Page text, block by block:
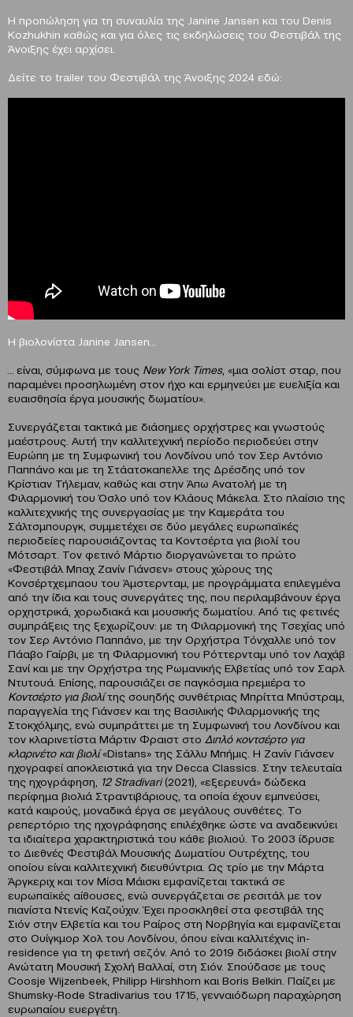
H προπώληση για τη συναυλία της Janine Jansen και του Denis
Kozhukhin καθώς και για όλες τις εκδηλώσεις του Φεστιβάλ της
Άνοιξης έχει αρχίσει.
Δείτε το trailer του Φεστιβάλ της Άνοιξης 2024 εδώ:
H βιολονίστα Janine Jansen
… είναι, σύμφωνα με τους New York Times, «μια σολίστ σταρ, που
παραμένει προσηλωμένη στον ήχο και ερμηνεύει με ευελιξία και
ευαισθησία έργα μουσικής δωματίου».
Συνεργάζεται τακτικά με διάσημες ορχήστρες και γνωστούς
μαέστρους. Αυτή την καλλιτεχνική περίοδο περιοδεύει στην
Ευρώπη με τη Συμφωνική του Λονδίνου υπό τον Σερ Αντόνιο
Παππάνο και με τη Στάατσκαπελλε της Δρέσδης υπό τον
Κρίστιαν Τήλεμαν, καθώς και στην Άπω Ανατολή με τη
Φιλαρμονική του Όσλο υπό τον Κλάους Μάκελα. Στο πλαίσιο της
καλλιτεχνικής της συνεργασίας με την Καμεράτα του
Σάλτσμπουργκ, συμμετέχει σε δύο μεγάλες ευρωπαϊκές
περιοδείες παρουσιάζοντας τα Κοντσέρτα για βιολί του
Μότσαρτ. Τον φετινό Μάρτιο διοργανώνεται το πρώτο
«Φεστιβάλ Μπαχ Ζανίν Γιάνσεν» στους χώρους της
Κονσέρτχεμπαου του Άμστερνταμ, με προγράμματα επιλεγμένα
από την ίδια και τους συνεργάτες της, που περιλαμβάνουν έργα
ορχηστρικά, χορωδιακά και μουσικής δωματίου. Από τις φετινές
συμπράξεις της ξεχωρίζουν: με τη Φιλαρμονική της Τσεχίας υπό
τον Σερ Αντόνιο Παππάνο, με την Ορχήστρα Τόνχαλλε υπό τον
Πάαβο Γαίρβι, με τη Φιλαρμονική του Ρόττερνταμ υπό τον Λαχάβ
Σανί και με την Ορχήστρα της Ρωμανικής Ελβετίας υπό τον Σαρλ
Ντυτουά. Επίσης, παρουσιάζει σε παγκόσμια πρεμιέρα το
Κοντσέρτο για βιολίτης σουηδής συνθέτριας Μπρίττα Μπύστραμ,
παραγγελία της Γιάνσεν και της Βασιλικής Φιλαρμονικής της
Στοκχόλμης, ενώ συμπράττει με τη Συμφωνική του Λονδίνου και
τον κλαρινετίστα Μάρτιν Φραιστ στο Διπλό κοντσέρτο για
κλαρινέτο και βιολί«Distans» της Σάλλυ Μπήμις. H Zανίν Γιάνσεν
ηχογραφεί αποκλειστικά για την Decca Classics. Στην τελευταία
της ηχογράφηση, 12 Stradivari (2021), «εξερευνά» δώδεκα
περίφημα βιολιά Στραντιβάριους, τα οποία έχουν εμπνεύσει,
κατά καιρούς, μοναδικά έργα σε μεγάλους συνθέτες. Το
ρεπερτόριο της ηχογράφησης επιλέχθηκε ώστε να αναδεικνύει
τα ιδιαίτερα χαρακτηριστικά του κάθε βιολιού. Το 2003 ίδρυσε
το Διεθνές Φεστιβάλ Μουσικής Δωματίου Ουτρέχτης, του
οποίου είναι καλλιτεχνική διευθύντρια. Ως τρίο με την Μάρτα
Άργκεριχ και τον Μίσα Μάισκι εμφανίζεται τακτικά σε
ευρωπαϊκές αίθουσες, ενώ συνεργάζεται σε ρεσιτάλ με τον
πιανίστα Ντενίς Καζούχιν. Έχει προσκληθεί στα φεστιβάλ της
Σιόν στην Ελβετία και του Ραίρος στη Νορβηγία και εμφανίζεται
στο Ουίγκμορ Χολ του Λονδίνου, όπου είναι καλλιτέχνις in-
residence για τη φετινή σεζόν. Από το 2019 διδάσκει βιολί στην
Ανώτατη Μουσική Σχολή Βαλλαί, στη Σιόν. Σπούδασε με τους
Coosje Wijzenbeek, Philipp Hirshhorn και Boris Belkin. Παίζει με
Shumsky-Rode Stradivarius του 1715, γενναιόδωρη παραχώρηση
ευρωπαίου ευεργέτη.